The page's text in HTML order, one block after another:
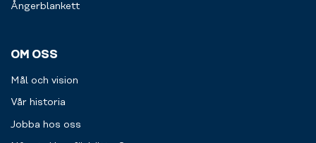
Ångerblankett
OM OSS
Mål och vision
Vår historia
Jobba hos oss